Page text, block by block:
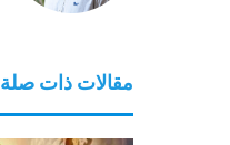
مقالات ذات صلة